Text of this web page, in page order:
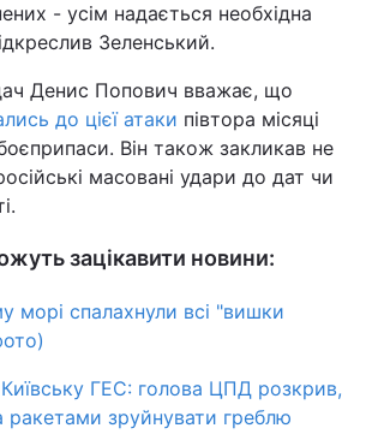
- усім надається необхідна
Зеленський.
Денис Попович вважає, що
до цієї атаки півтора місяці
Він також закликав не
масовані удари до дат чи
зацікавити новини:
морі спалахнули всі "‎вишки
ГЕС: голова ЦПД розкрив,
зруйнувати греблю